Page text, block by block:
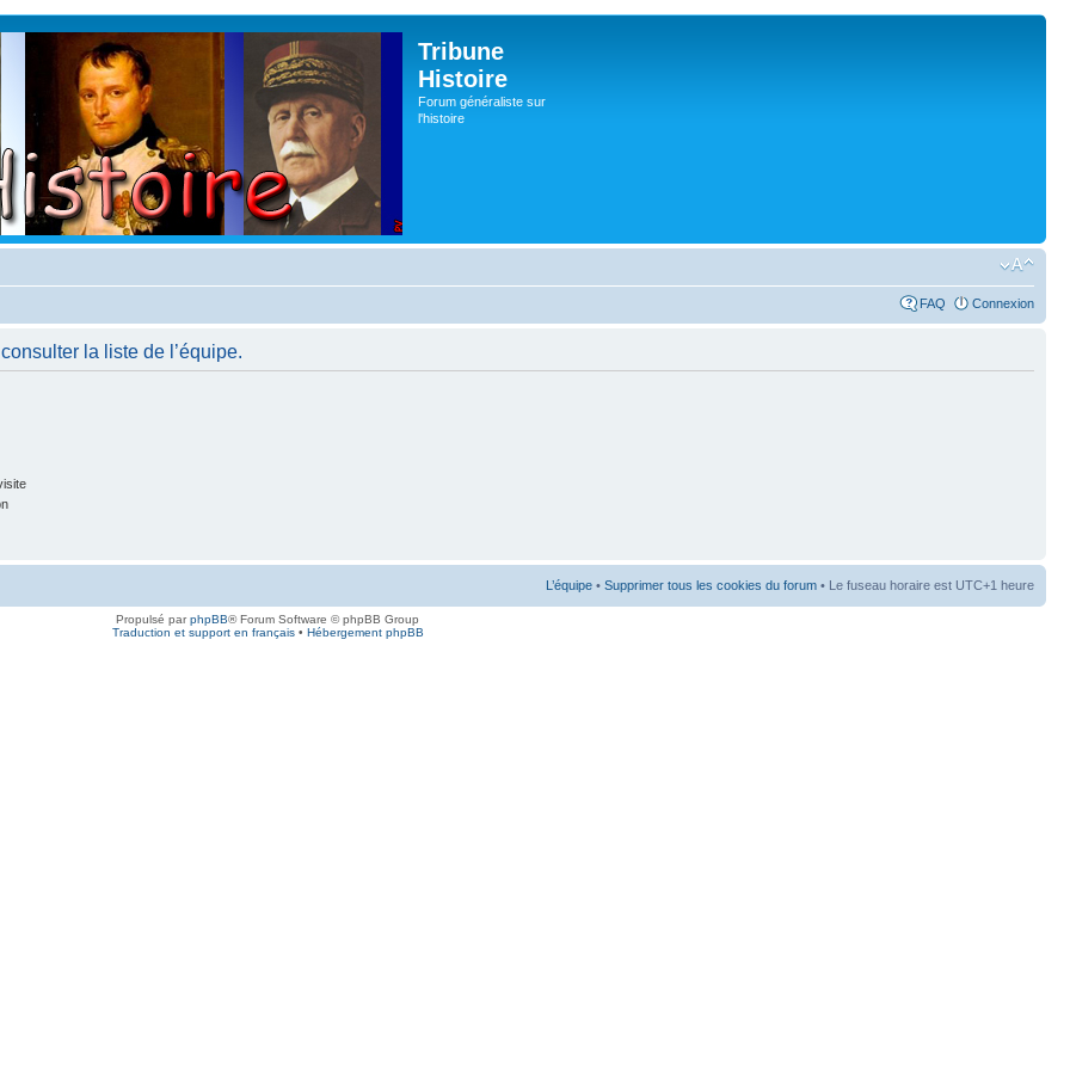
Tribune
Histoire
Forum généraliste sur
l'histoire
FAQ Connexion
la liste de l’équipe.
L’équipe • Supprimer tous les cookies du forum • Le fuseau horaire est UTC+1 heure
Propulsé parphpBB® Forum Software © phpBB Group
Traduction et support en français• Hébergement phpBB